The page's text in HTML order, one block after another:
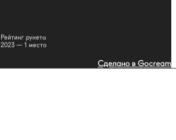
Рейтинг рунета
2023 — 1 место
Сделано в Gocream